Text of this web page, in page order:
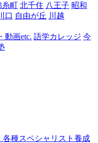
浜
糸町 北千住 八王子 昭和
口 自由が丘 川越
動画etc. 語学カレッジ 今
種スペシャリスト養成